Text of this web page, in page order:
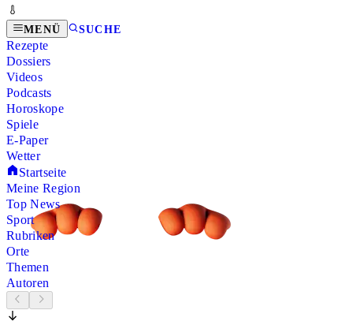
MENÜ SUCHE
Rezepte
Dossiers
Videos
Podcasts
Horoskope
Spiele
E-Paper
Wetter
Startseite
Meine Region
Top News
Sport
Rubriken
Orte
Themen
Autoren